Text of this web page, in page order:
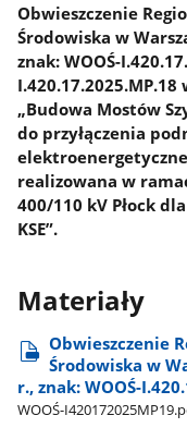
Obwieszczenie
Środowiska w
znak: WOOŚ-
„Budowa Mostów
do przyłączenia
realizowana w
400/110 kV Płock
KSE”.
Materiały
Obwieszczenie
Środowiska w
r., znak: WOOŚ-
WOOŚ-